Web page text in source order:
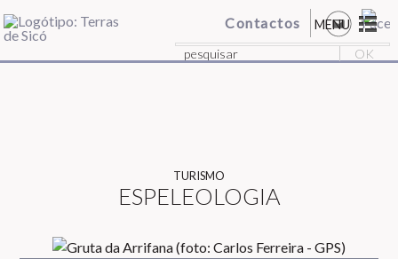
Contactos MENU
TURISMO
ESPELEOLOGIA